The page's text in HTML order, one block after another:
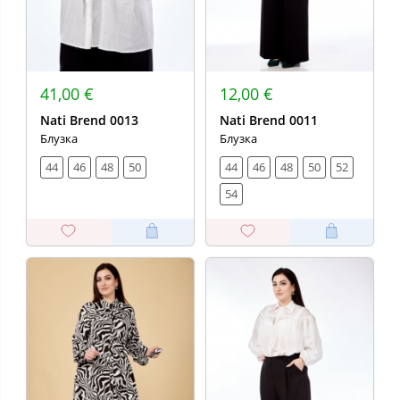
41,00 €
Nati Brend 0013
Блузка
44
46 48 50
12,00 €
Nati Brend 0011
Блузка
44
46 48 50
52
54